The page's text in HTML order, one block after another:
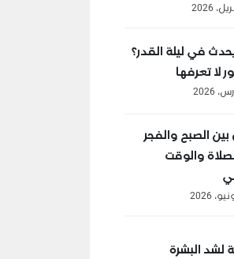
في ليلة القدر؟
بين الصبح والفجر
والوقت
لشد البشرة